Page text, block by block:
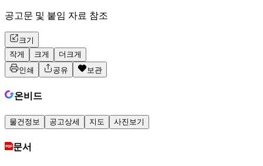
공고문 및 붙임 자료 참조
크기
작게
크게
더크게
인쇄
공유 보관
온비드
물건정보 공고상세 지도 사진보기
문서